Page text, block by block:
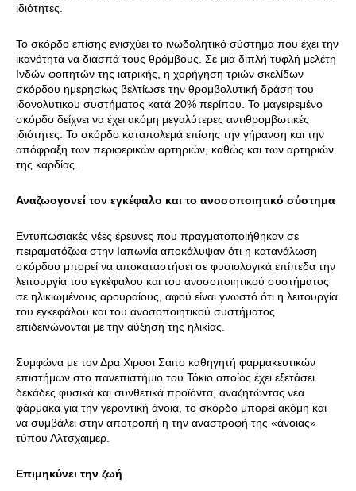
ιδιότητες.
Το σκόρδο επίσης ενισχύει το ινωδολητικό σύστημα που έχει την
ικανότητα να διασπά τους θρόμβους. Σε μια διπλή τυφλή μελέτη
Ινδών φοιτητών της ιατρικής, η χορήγηση τριών σκελίδων
σκόρδου ημερησίως βελτίωσε την θρομβολυτική δράση του
ιδονολυτικου συστήματος κατά 20% περίπου. Το μαγειρεμένο
σκόρδο δείχνει να έχει ακόμη μεγαλύτερες αντιθρομβωτικές
ιδιότητες. Το σκόρδο καταπολεμά επίσης την γήρανση και την
απόφραξη των περιφερικών αρτηριών, καθώς και των αρτηριών
της καρδίας.
Αναζωογονεί τον εγκέφαλο και το ανοσοποιητικό σύστημα
Εντυπωσιακές νέες έρευνες που πραγματοποιήθηκαν σε
πειραματόζωα στην Ιαπωνία αποκάλυψαν ότι η κατανάλωση
σκόρδου μπορεί να αποκαταστήσει σε φυσιολογικά επίπεδα την
λειτουργία του εγκέφαλου και του ανοσοποιητικού συστήματος
σε ηλικιωμένους αρουραίους, αφού είναι γνωστό ότι η λειτουργία
του εγκεφάλου και του ανοσοποιητικού συστήματος
επιδεινώνονται με την αύξηση της ηλικίας.
Συμφώνα με τον Δρα Χιροσι Σαιτο καθηγητή φαρμακευτικών
επιστήμων στο πανεπιστήμιο του Τόκιο οποίος έχει εξετάσει
δεκάδες φυσικά και συνθετικά προϊόντα, αναζητώντας νέα
φάρμακα για την γεροντική άνοια, το σκόρδο μπορεί ακόμη και
να συμβάλει στην αποτροπή η την αναστροφή της «άνοιας»
τύπου Αλτσχαιμερ.
Επιμηκύνει την ζωή